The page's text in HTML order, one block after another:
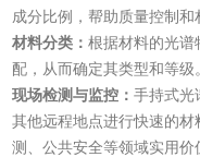
成分比例，帮助质量控制和
材料分类：根据材料的光谱
配，从而确定其类型和等级
现场检测与监控：手持式光
其他远程地点进行快速的材
测、公共安全等领域实用价